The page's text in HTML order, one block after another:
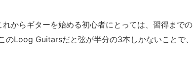
からギターを始める初心者にとっては、習得までの
のLoog Guitarsだと弦が半分の3本しかないことで、